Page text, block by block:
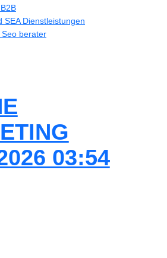
SEA Dienstleistungen
berater
03:54